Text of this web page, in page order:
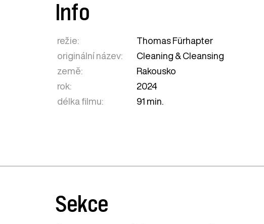
Info
režie:
Thomas Fürhapter
originální název:
Cleaning & Cleansing
země:
Rakousko
rok:
2024
délka filmu:
91 min.
Sekce